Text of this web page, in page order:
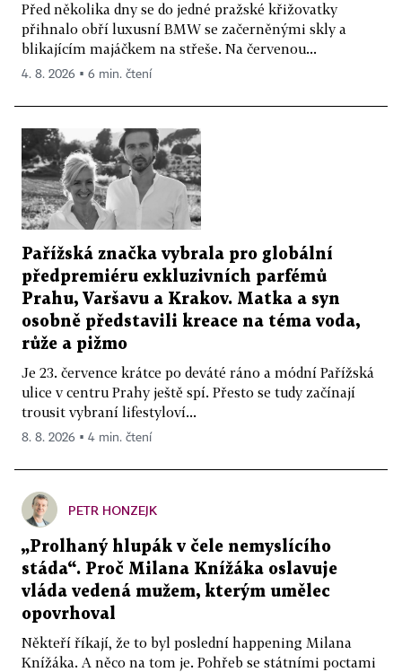
Před několika dny se do jedné pražské křižovatky
přihnalo obří luxusní BMW se začerněnými skly a
blikajícím majáčkem na střeše. Na červenou...
4. 8. 2026 ▪ 6 min. čtení
Pařížská značka vybrala pro globální
předpremiéru exkluzivních parfémů
Prahu, Varšavu a Krakov. Matka a syn
osobně představili kreace na téma voda,
růže a pižmo
Je 23. července krátce po deváté ráno a módní Pařížská
ulice v centru Prahy ještě spí. Přesto se tudy začínají
trousit vybraní lifestyloví...
8. 8. 2026 ▪ 4 min. čtení
PETR HONZEJK
„Prolhaný hlupák v čele nemyslícího
stáda“. Proč Milana Knížáka oslavuje
vláda vedená mužem, kterým umělec
opovrhoval
Někteří říkají, že to byl poslední happening Milana
Knížáka. A něco na tom je. Pohřeb se státními poctami